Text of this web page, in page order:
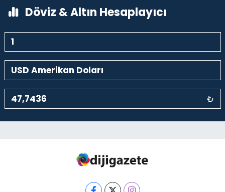
Döviz & Altın Hesaplayıcı
₺